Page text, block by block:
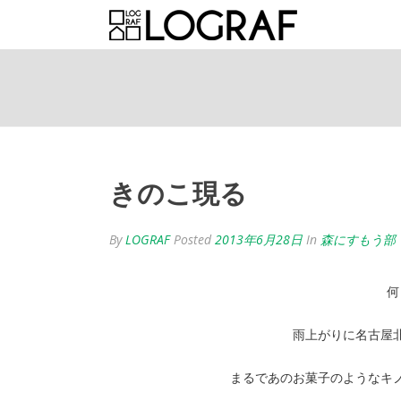
きのこ現る
ByLOGRAF Posted 2013年6月28日 In 森にすもう部
雨上がりに名古屋
まるであのお菓子のようなキ